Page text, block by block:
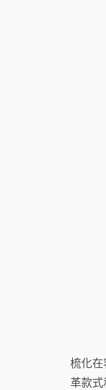
梳化在
革款式